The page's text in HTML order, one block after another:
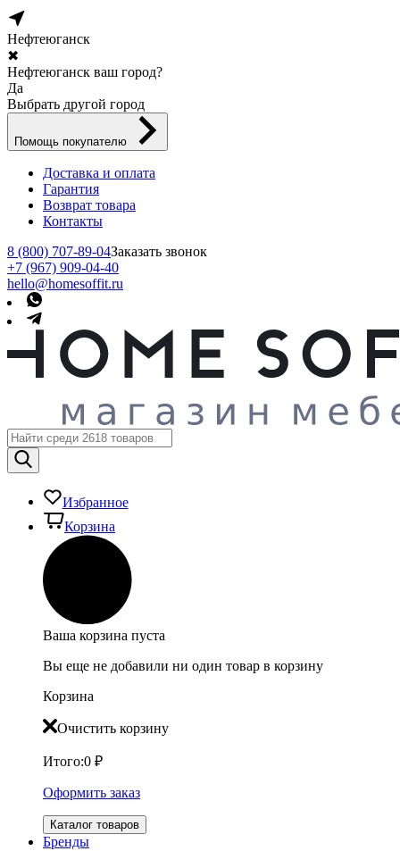
Нефтеюганск
✖
Нефтеюганск ваш город?
Да
Выбрать другой город
Помощь покупателю
Доставка и оплата
Гарантия
Возврат товара
Контакты
8 (800) 707-89-04Заказать звонок
+7 (967) 909-04-40
hello@homesoffit.ru
Избранное
Корзина
Ваша корзина пуста
Вы еще не добавили ни один товар в корзину
Корзина
Очистить корзину
Итого:0 ₽
Оформить заказ
Каталог товаров
Бренды